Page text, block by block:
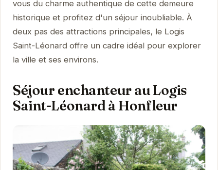
vous du charme authentique de cette demeure
historique et profitez d'un séjour inoubliable. À
deux pas des attractions principales, le Logis
Saint-Léonard offre un cadre idéal pour explorer
la ville et ses environs.
Séjour enchanteur au Logis
Saint-Léonard à Honfleur